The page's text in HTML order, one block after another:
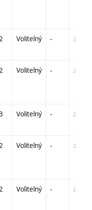
2 Volitelný - zá
2 Volitelný - zá
Volitelný - zk
2 Volitelný - zá
2 Volitelný - zá